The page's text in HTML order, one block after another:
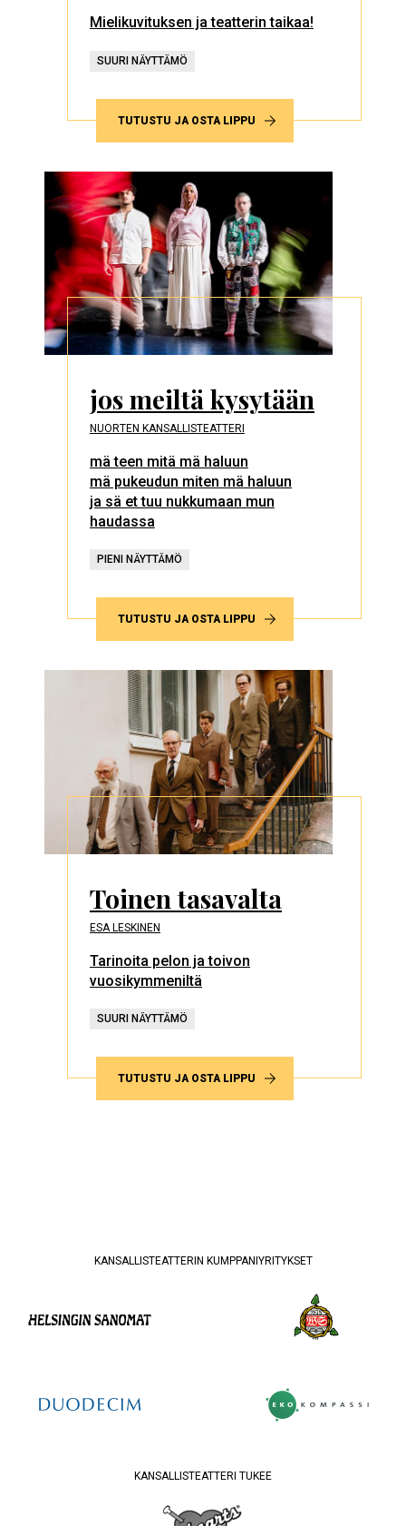
Mielikuvituksen ja teatterin taikaa!
SUURI NÄYTTÄMÖ
TUTUSTU JA OSTA LIPPU
jos meiltä kysytään
NUORTEN KANSALLISTEATTERI
mä teen mitä mä haluun
mä pukeudun miten mä haluun
ja sä et tuu nukkumaan mun
haudassa
PIENI NÄYTTÄMÖ
TUTUSTU JA OSTA LIPPU
Toinen tasavalta
ESA LESKINEN
Tarinoita pelon ja toivon
vuosikymmeniltä
SUURI NÄYTTÄMÖ
TUTUSTU JA OSTA LIPPU
KANSALLISTEATTERIN KUMPPANIYRITYKSET
KANSALLISTEATTERI TUKEE